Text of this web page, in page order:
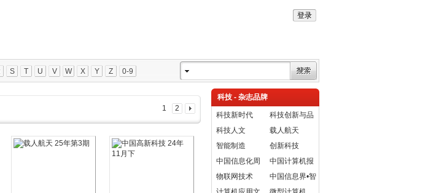
S T U V W X Y Z 0-9
1 2
科技 - 杂志品牌
科技新时代
科技创新与品
牌
科技人文
载人航天
智能制造
创新科技
中国信息化周
报
中国计算机报
物联网技术
中国信息界•智